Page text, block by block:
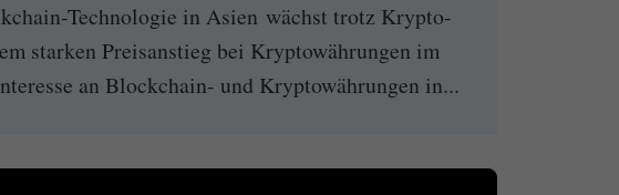
Technologie in Asien wächst trotz Krypto-
starken Preisanstieg bei Kryptowährungen im
an Blockchain- und Kryptowährungen in...